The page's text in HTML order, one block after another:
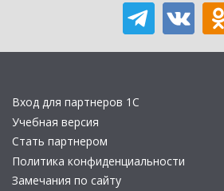
Вход для партнеров 1С
Учебная версия
Стать партнером
Политика конфиденциальности
Замечания по сайту